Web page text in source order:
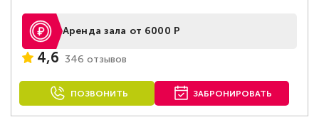
Аренда зала от 6000 Р
4,6 346 отзывов
ПОЗВОНИТЬ ЗАБРОНИРОВАТЬ